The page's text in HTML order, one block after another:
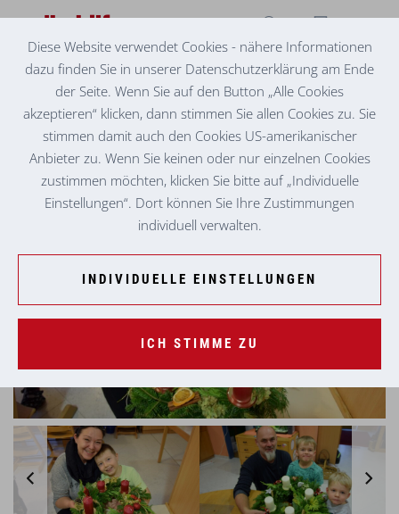
ADVENTKRANZBINDEN MIT OMA UND
OPA
Diese Website verwendet Cookies - nähere Informationen
dazu finden Sie in unserer Datenschutzerklärung am Ende
der Seite. Wenn Sie auf den Button „Alle Cookies
akzeptieren“ klicken, dann stimmen Sie allen Cookies zu. Sie
stimmen damit auch den Cookies US-amerikanischer
Anbieter zu. Wenn Sie keinen oder nur einzelnen Cookies
zustimmen möchten, klicken Sie bitte auf „Individuelle
Einstellungen“. Dort können Sie Ihre Zustimmungen
individuell verwalten.
INDIVIDUELLE EINSTELLUNGEN
ICH STIMME ZU